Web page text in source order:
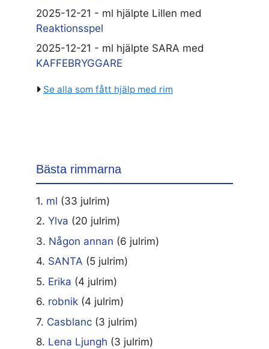
2025-12-21 - ml hjälpte Lillen med
Reaktionsspel
2025-12-21 - ml hjälpte SARA med
KAFFEBRYGGARE
Se alla som fått hjälp med rim
Bästa rimmarna
1. ml (33 julrim)
2. Ylva (20 julrim)
3. Någon annan (6 julrim)
4. SANTA (5 julrim)
5. Erika (4 julrim)
6. robnik (4 julrim)
7. Casblanc (3 julrim)
8. Lena Ljungh (3 julrim)